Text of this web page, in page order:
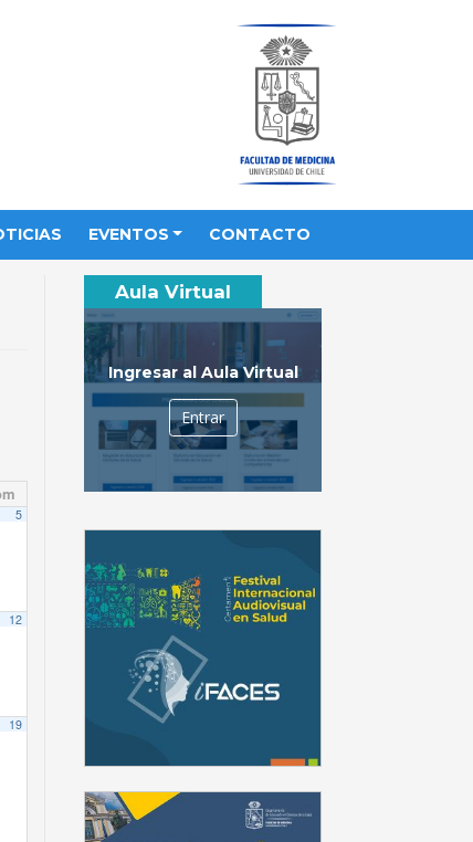
EVENTOS CONTACTO
Chile
Paredes
Prof. Iván Silva
5
Paredes
Prof. Iván Silva
12
2
en Equipos de Trabajo. Aulas
en Equipos de Trabajo. Aulas
Paredes
19
Aula Virtual
Ingresar al Aula Virtual
Entrar